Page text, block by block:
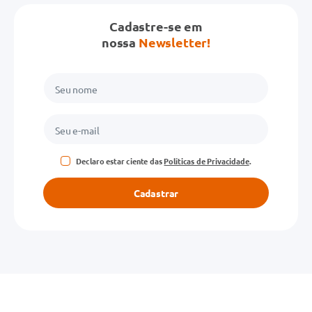
Avalie o produto de 1 a 5 estrelas
★★★
Endereço de email
Cadastre-se em
nossa Newsletter!
Declaro estar ciente dasPolíticas de Privacidade.
Cadastrar